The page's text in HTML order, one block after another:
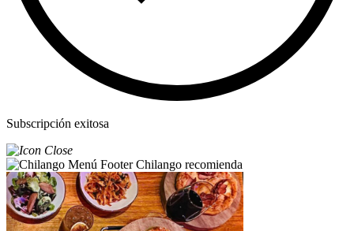
Subscripción exitosa
Chilango recomienda